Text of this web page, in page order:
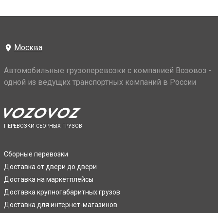
Москва
Автомобильные грузоперевозки с компанией Возовоз -
одной из ведущих транспортных компаний в России
ПЕРЕВОЗКИ СБОРНЫХ ГРУЗОВ
Сборные перевозки
Доставка от двери до двери
Доставка на маркетплейсы
Доставка крупногабаритных грузов
Доставка для интернет-магазинов